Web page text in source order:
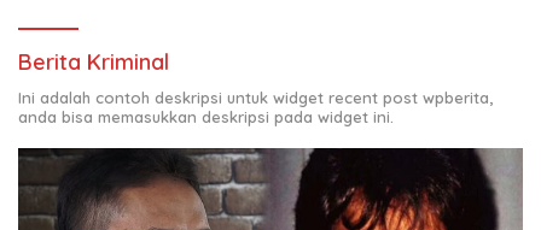
Berita Kriminal
Ini adalah contoh deskripsi untuk widget recent post wpberita,
anda bisa memasukkan deskripsi pada widget ini.